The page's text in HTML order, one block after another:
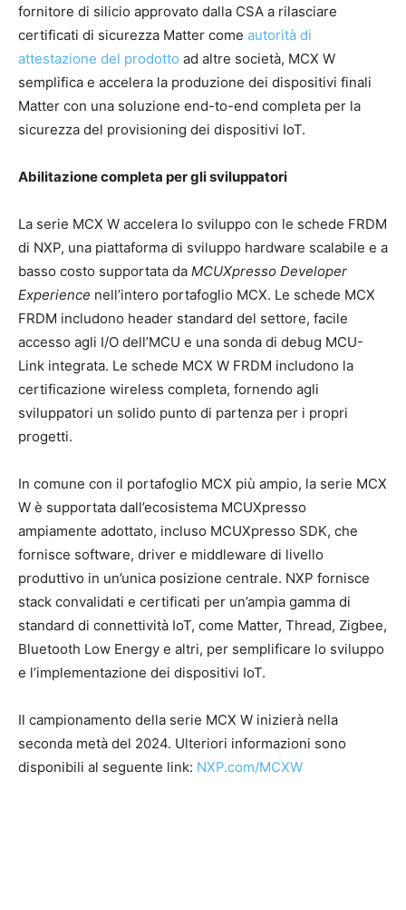
fornitore di silicio approvato dalla CSA a rilasciare
certificati di sicurezza Matter come autorità di
attestazione del prodotto ad altre società, MCX W
semplifica e accelera la produzione dei dispositivi finali
Matter con una soluzione end-to-end completa per la
sicurezza del provisioning dei dispositivi IoT.
Abilitazione completa per gli sviluppatori
La serie MCX W accelera lo sviluppo con le schede FRDM
di NXP, una piattaforma di sviluppo hardware scalabile e a
basso costo supportata da MCUXpresso Developer
Experience nell’intero portafoglio MCX. Le schede MCX
FRDM includono header standard del settore, facile
accesso agli I/O dell’MCU e una sonda di debug MCU-
Link integrata. Le schede MCX W FRDM includono la
certificazione wireless completa, fornendo agli
sviluppatori un solido punto di partenza per i propri
progetti.
In comune con il portafoglio MCX più ampio, la serie MCX
W è supportata dall’ecosistema MCUXpresso
ampiamente adottato, incluso MCUXpresso SDK, che
fornisce software, driver e middleware di livello
produttivo in un’unica posizione centrale. NXP fornisce
stack convalidati e certificati per un’ampia gamma di
standard di connettività IoT, come Matter, Thread, Zigbee,
Bluetooth Low Energy e altri, per semplificare lo sviluppo
e l’implementazione dei dispositivi IoT.
Il campionamento della serie MCX W inizierà nella
seconda metà del 2024. Ulteriori informazioni sono
disponibili al seguente link: NXP.com/MCXW